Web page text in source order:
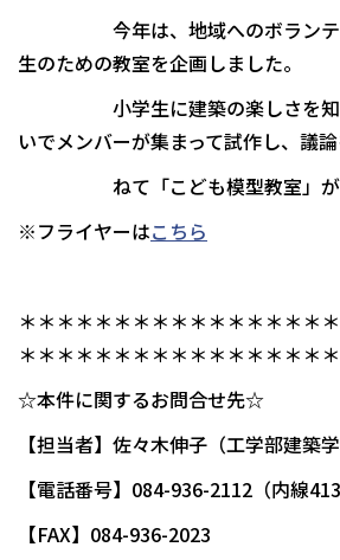
今年は、地域へのボランティ
生のための教室を企画しました。
小学生に建築の楽しさを知っ
いでメンバーが集まって試作し、議
ねて「こども模型教室」がで
※フライヤーはこちら
＊＊＊＊＊＊＊＊＊＊＊＊＊＊＊＊
＊＊＊＊＊＊＊＊＊＊＊＊＊＊＊＊
☆本件に関するお問合せ先☆
【担当者】佐々木伸子（工学部建築学
【電話番号】084-936-2112（内線
【FAX】084-936-2023